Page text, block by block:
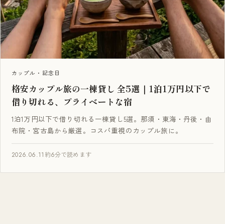
カップル・記念日
格安カップル旅の一棟貸し 全5選｜1泊1万円以下で
借り切れる、プライベートな宿
1泊1万円以下で借り切れる一棟貸し5選。那須・東海・丹後・由
布院・宮古島から厳選。コスパ重視のカップル旅に。
2026.06.11 約6分で読めます